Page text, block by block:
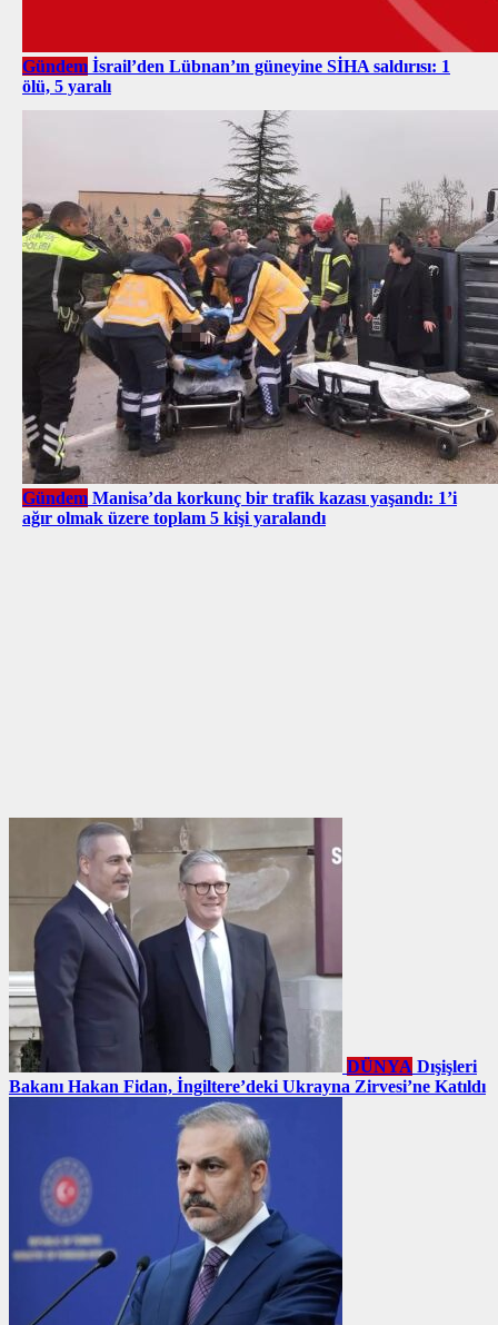
Gündem İsrail’den Lübnan’ın güneyine SİHA saldırısı: 1
ölü, 5 yaralı
Gündem Manisa’da korkunç bir trafik kazası yaşandı: 1’i
ağır olmak üzere toplam 5 kişi yaralandı
DÜNYA Dışişleri
Bakanı Hakan Fidan, İngiltere’deki Ukrayna Zirvesi’ne Katıldı